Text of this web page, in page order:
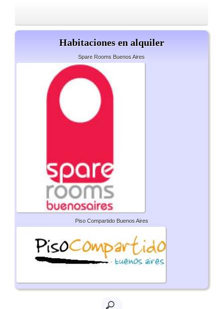
Habitaciones en alquiler
Spare Rooms Buenos Aires
Piso Compartido Buenos Aires